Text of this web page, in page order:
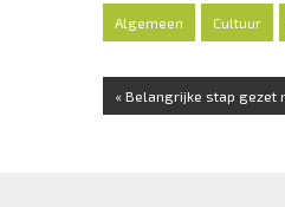
Algemeen Cultuur
« Belangrijke stap gezet